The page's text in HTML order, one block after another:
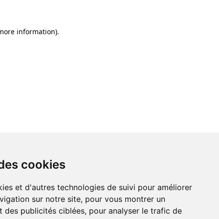
cookies
et d'autres technologies de suivi pour améliorer
sur notre site, pour vous montrer un
des publicités ciblées, pour analyser le trafic de
information).